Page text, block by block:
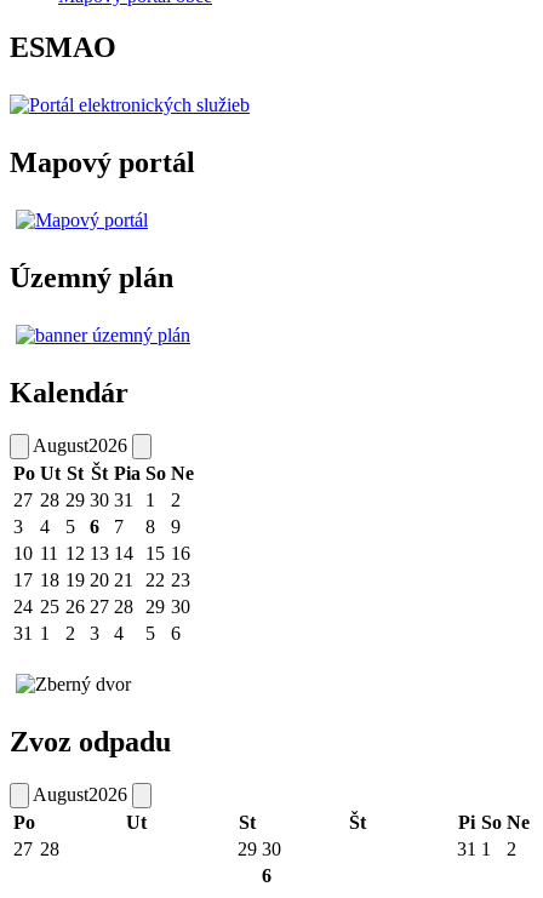
ESMAO
Mapový portál
Územný plán
Kalendár
August2026
Po Ut St Št Pia So Ne
27 28 29 30 31 1
2
3
4 5 6 7 8
9
10 11 12 13 14 15 16
17 18 19 20 21 22 23
24 25 26 27 28 29 30
31 1 2 3 4 5 6
Zvoz odpadu
August2026
Po
Ut St Št Pi So Ne
27 28 29 30 31 1 2
6